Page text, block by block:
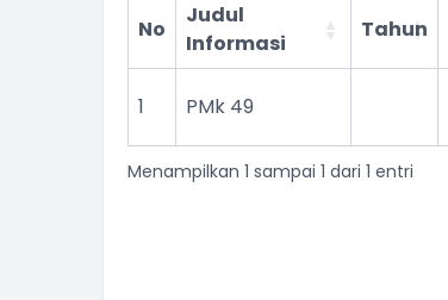
No
Judul
Informasi
Tahun
1 PMk 49
Menampilkan 1 sampai 1 dari 1 entri